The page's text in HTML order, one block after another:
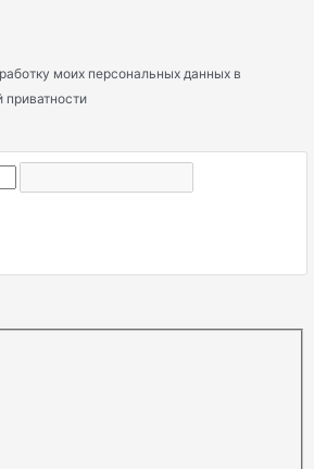
моих персональных данных в
приватности